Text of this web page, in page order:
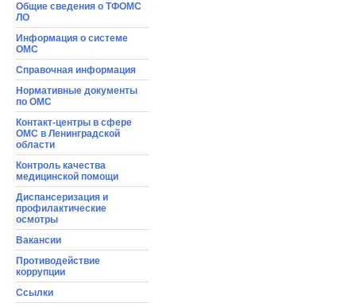
Общие сведения о ТФОМС
ЛО
Информация o системе
ОМС
Справочная информация
Нормативные документы
по ОМС
Контакт-центры в сфере
ОМС в Ленинградской
области
Контроль качества
медицинской помощи
Диспансеризация и
профилактические
осмотры
Вакансии
Противодействие
коррупции
Ссылки